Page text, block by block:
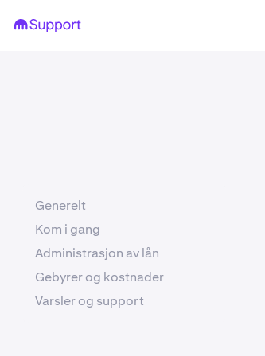
Generelt
Kom i gang
Administrasjon av lån
Gebyrer og kostnader
Varsler og support